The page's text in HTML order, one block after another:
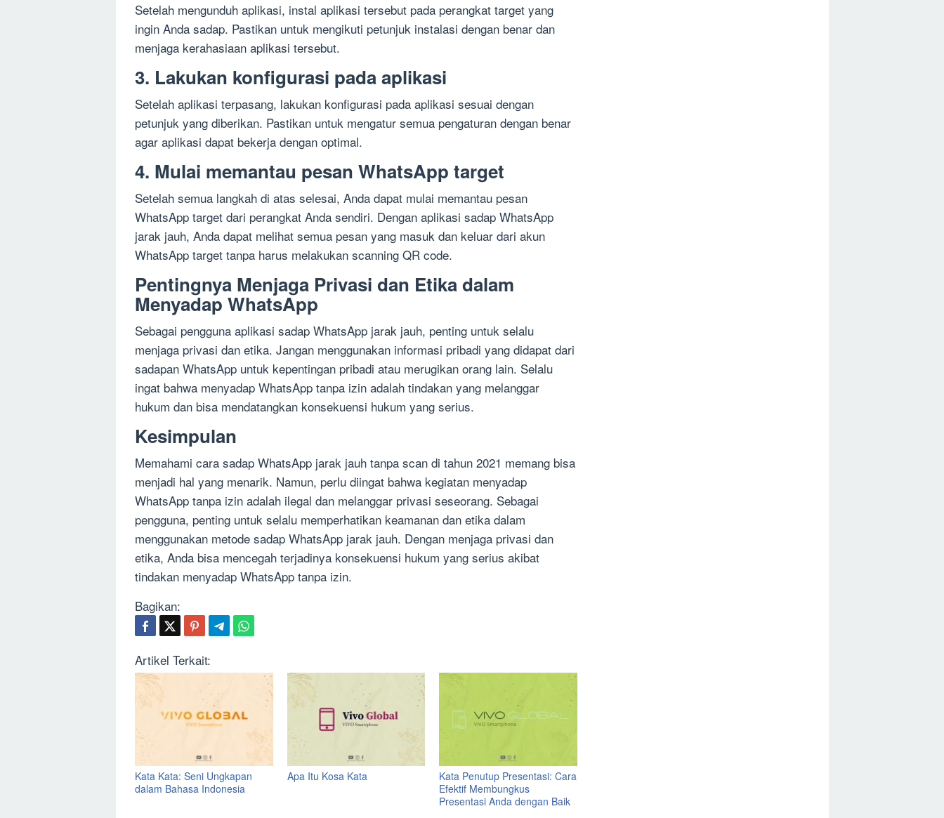
Setelah mengunduh aplikasi, instal aplikasi tersebut pada perangkat target yang
ingin Anda sadap. Pastikan untuk mengikuti petunjuk instalasi dengan benar dan
menjaga kerahasiaan aplikasi tersebut.
3. Lakukan konfigurasi pada aplikasi
Setelah aplikasi terpasang, lakukan konfigurasi pada aplikasi sesuai dengan
petunjuk yang diberikan. Pastikan untuk mengatur semua pengaturan dengan benar
agar aplikasi dapat bekerja dengan optimal.
4. Mulai memantau pesan WhatsApp target
Setelah semua langkah di atas selesai, Anda dapat mulai memantau pesan
WhatsApp target dari perangkat Anda sendiri. Dengan aplikasi sadap WhatsApp
jarak jauh, Anda dapat melihat semua pesan yang masuk dan keluar dari akun
WhatsApp target tanpa harus melakukan scanning QR code.
Pentingnya Menjaga Privasi dan Etika dalam
Menyadap WhatsApp
Sebagai pengguna aplikasi sadap WhatsApp jarak jauh, penting untuk selalu
menjaga privasi dan etika. Jangan menggunakan informasi pribadi yang didapat dari
sadapan WhatsApp untuk kepentingan pribadi atau merugikan orang lain. Selalu
ingat bahwa menyadap WhatsApp tanpa izin adalah tindakan yang melanggar
hukum dan bisa mendatangkan konsekuensi hukum yang serius.
Kesimpulan
Memahami cara sadap WhatsApp jarak jauh tanpa scan di tahun 2021 memang bisa
menjadi hal yang menarik. Namun, perlu diingat bahwa kegiatan menyadap
WhatsApp tanpa izin adalah ilegal dan melanggar privasi seseorang. Sebagai
pengguna, penting untuk selalu memperhatikan keamanan dan etika dalam
menggunakan metode sadap WhatsApp jarak jauh. Dengan menjaga privasi dan
etika, Anda bisa mencegah terjadinya konsekuensi hukum yang serius akibat
tindakan menyadap WhatsApp tanpa izin.
Bagikan:
Artikel Terkait:
Kata Kata: Seni Ungkapan
dalam Bahasa Indonesia
Apa Itu Kosa Kata
Kata Penutup Presentasi: Cara
Efektif Membungkus
Presentasi Anda dengan Baik